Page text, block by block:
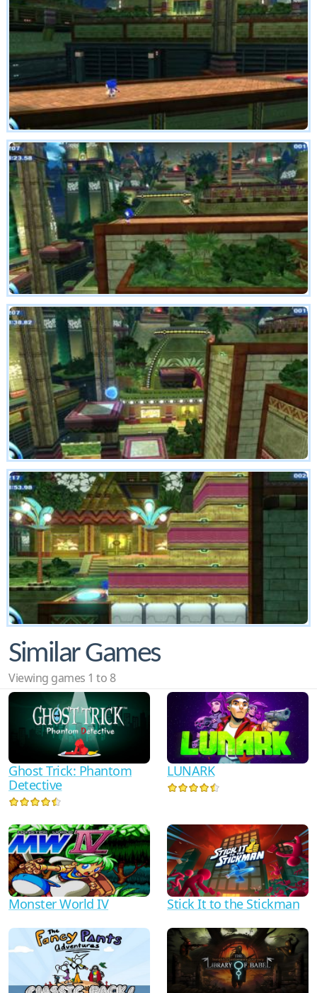
Similar Games
Viewing games 1 to 8
Ghost Trick: Phantom
Detective
LUNARK
Monster World IV Stick It to the Stickman